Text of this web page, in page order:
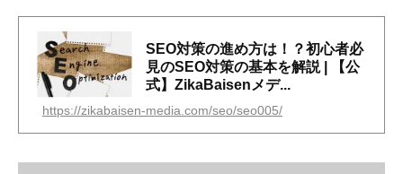
SEO対策の進め方は！？初心者必
見のSEO対策の基本を解説 | 【公
式】ZikaBaisenメデ...
https://zikabaisen-media.com/seo/seo005/